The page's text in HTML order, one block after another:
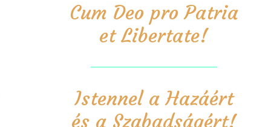
Cum Deo pro Patria
et Libertate!
Istennel a Hazáért
és a Szabadságért!